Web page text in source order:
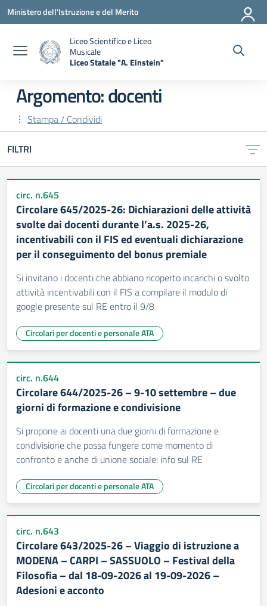
Vai ai contenuti
Vai al menu di navigazione
Vai al footer
Ministero dell'Istruzione e del Merito
Liceo Scientifico e Liceo
Musicale
Liceo Statale "A. Einstein"
Argomento: docenti
Stampa / Condividi
FILTRI
circ. n.645
Circolare 645/2025-26: Dichiarazioni delle attività
svolte dai docenti durante l’a.s. 2025-26,
incentivabili con il FIS ed eventuali dichiarazione
per il conseguimento del bonus premiale
Si invitano i docenti che abbiano ricoperto incarichi o svolto
attività incentivabili con il FIS a compilare il modulo di
google presente sul RE entro il 9/8
Circolari per docenti e personale ATA
circ. n.644
Circolare 644/2025-26 – 9-10 settembre – due
giorni di formazione e condivisione
Si propone ai docenti una due giorni di formazione e
condivisione che possa fungere come momento di
confronto e anche di unione sociale: info sul RE
Circolari per docenti e personale ATA
circ. n.643
Circolare 643/2025-26 – Viaggio di istruzione a
MODENA – CARPI – SASSUOLO – Festival della
Filosofia – dal 18-09-2026 al 19-09-2026 –
Adesioni e acconto